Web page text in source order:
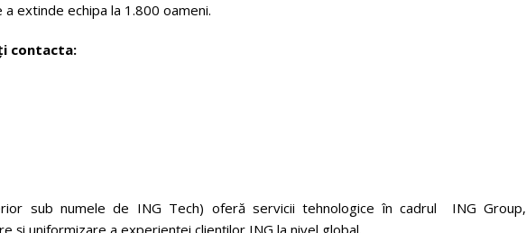
extinde echipa la 1.800 oameni.
contacta:
sub numele de ING Tech) oferă servicii tehnologice în cadrul ING Group,
și uniformizare a experienței clienților ING la nivel global.